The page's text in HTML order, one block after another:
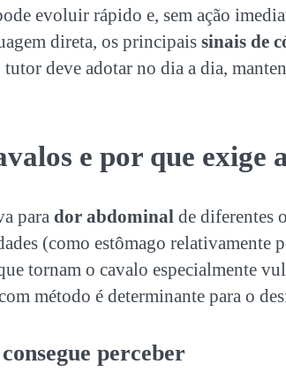
evoluir rápido e, sem ação
direta, os principais sinais de
deve adotar no dia a dia,
e por que exige
para dor abdominal de diferentes
(como estômago relativamente
tornam o cavalo especialmente
método é determinante para o
perceber